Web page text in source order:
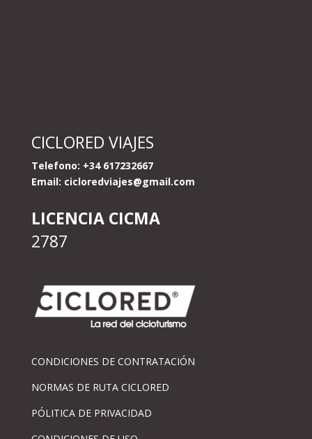
CICLORED VIAJES
Telefono: +34 617232667
Email: cicloredviajes@gmail.com
LICENCIA CICMA
2787
CONDICIONES DE CONTRATACIÓN
NORMAS DE RUTA CICLORED
PÓLITICA DE PRIVACIDAD